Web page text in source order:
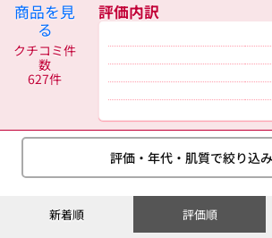
商品を見
る
クチコミ件
数
627件
評価内訳
評価・年代・肌質で絞り込み
新着順 評価順